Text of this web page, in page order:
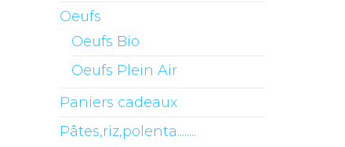
Oeufs
Oeufs Bio
Oeufs Plein Air
Paniers cadeaux
Pâtes,riz,polenta........